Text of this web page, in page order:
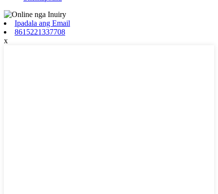
Ipadala ang Email
8615221337708
x